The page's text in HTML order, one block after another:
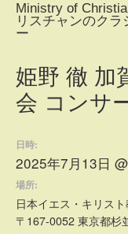
ディ
ルウ
Ministry of
リスチャンのク
ー
姫野 徹 加
会 コンサ
日時:
2025年7月13日
場所:
日本イエス・キリス
〒167-0052 東京都杉